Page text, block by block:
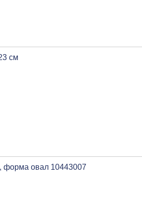
см
форма овал 10443007